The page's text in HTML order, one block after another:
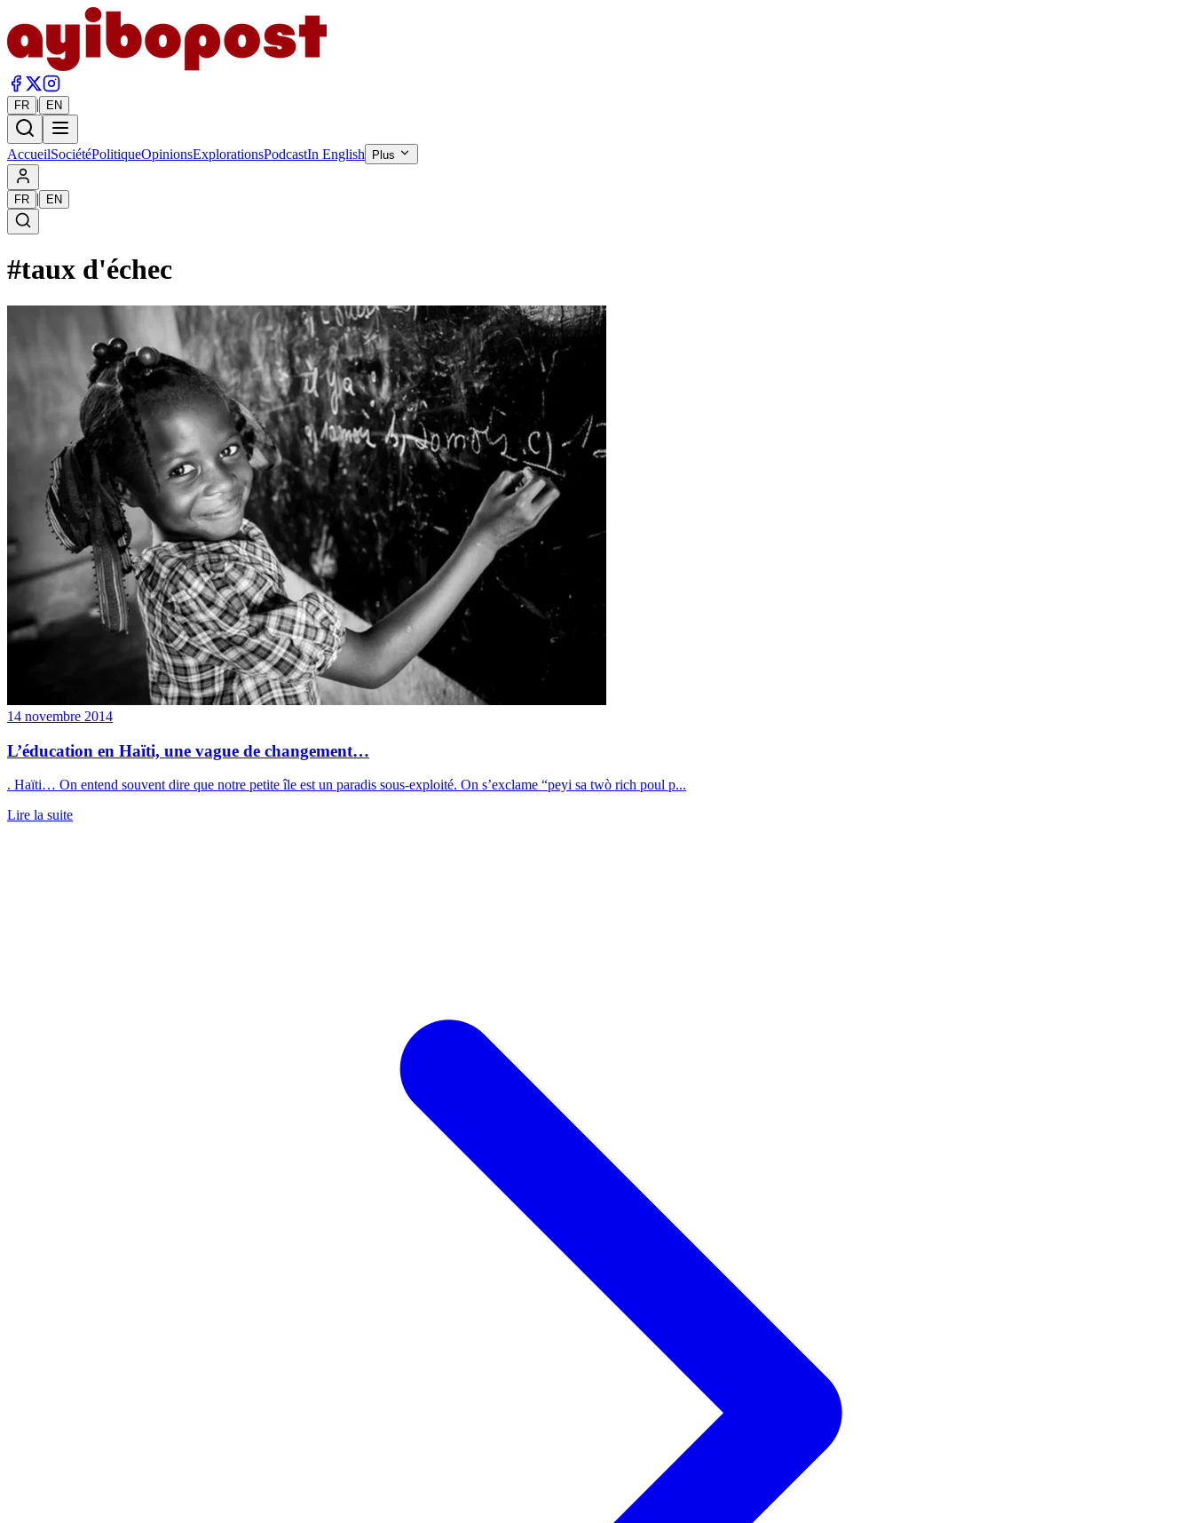
FR | EN
AccueilSociétéPolitiqueOpinionsExplorationsPodcastIn English Plus
FR | EN
#taux d'échec
14 novembre 2014
L’éducation en Haïti, une vague de changement…
. Haïti… On entend souvent dire que notre petite île est un paradis sous-exploité. On s’exclame “peyi sa twò rich poul p...
Lire la suite